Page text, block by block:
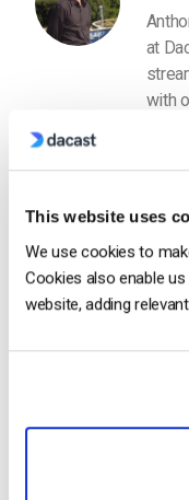
This website uses
We use cookies to
Cookies also enable
website, adding
at
with
Free 14-Day
Start